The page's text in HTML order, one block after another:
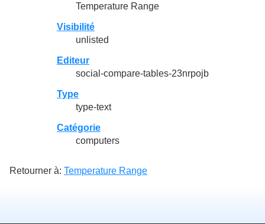
Temperature Range
Visibilité
unlisted
Editeur
social-compare-tables-23nrpojb
Type
type-text
Catégorie
computers
Retourner à: Temperature Range